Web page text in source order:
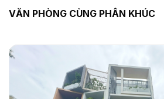
VĂN PHÒNG CÙNG PHÂN KHÚC